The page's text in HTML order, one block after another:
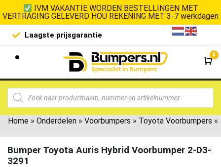
IVM VAKANTIE WORDEN BESTELLINGEN MET
VERTRAGING GELEVERD HOU REKENING MET 3-7 werkdagen
Laagste prijsgarantie De
0
Home » Onderdelen » Voorbumpers » Toyota Voorbumpers »
Bumper Toyota Auris Hybrid Voorbumper 2-D3-
3291